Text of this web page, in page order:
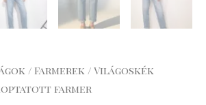
/ Farmerek / Világoskék
farmer